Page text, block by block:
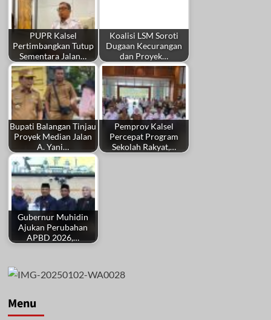
PUPR Kalsel
Pertimbangkan Tutup
Sementara Jalan…
Koalisi LSM Soroti
Dugaan Kecurangan
dan Proyek…
Bupati Balangan Tinjau
Proyek Median Jalan
A. Yani…
Pemprov Kalsel
Percepat Program
Sekolah Rakyat,…
Gubernur Muhidin
Ajukan Perubahan
APBD 2026,…
Menu